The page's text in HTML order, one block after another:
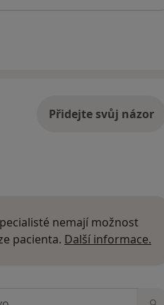
Přidejte svůj názor
nemají možnost
pacienta. Další informace.